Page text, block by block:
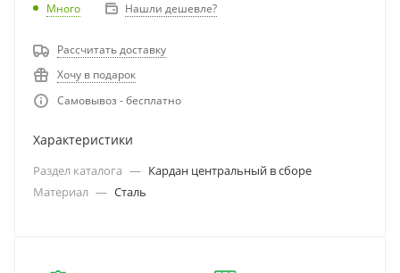
Много Нашли дешевле?
Рассчитать доставку
Хочу в подарок
Самовывоз - бесплатно
Характеристики
Раздел каталога — Кардан центральный в сборе
Материал — Сталь